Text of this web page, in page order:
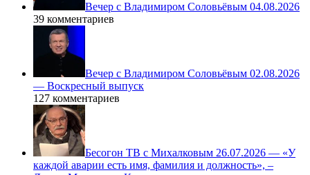
Вечер с Владимиром Соловьёвым 04.08.2026
39 комментариев
Вечер с Владимиром Соловьёвым 02.08.2026
— Воскресный выпуск
127 комментариев
Бесогон ТВ с Михалковым 26.07.2026 — «У
каждой аварии есть имя, фамилия и должность», –